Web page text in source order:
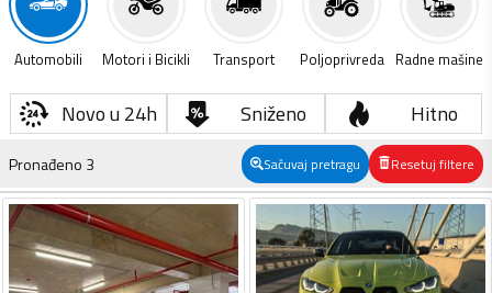
Automobili Motori i Bicikli Transport Poljoprivreda Radne mašine
Novo u 24h Sniženo Hitno
Pronađeno 3 Sačuvaj pretragu Resetuj filtere